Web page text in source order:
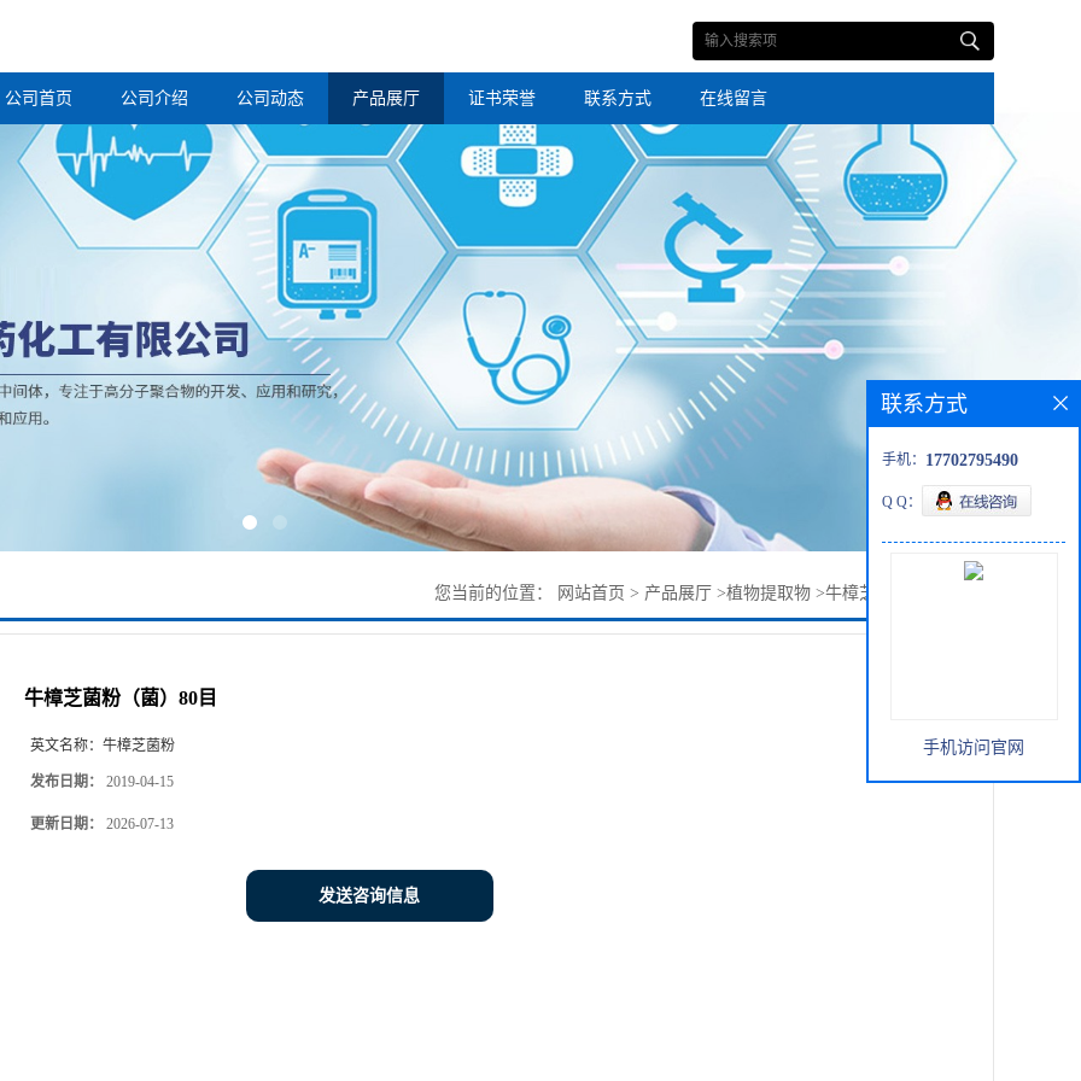
公司首页 公司介绍 公司动态 产品展厅 证书荣誉 联系方式 在线留言
您当前的位置： 网站首页 > 产品展厅 >植物提取物 >牛樟芝菌粉（菌）80目
牛樟芝菌粉（菌）80目
英文名称： 牛樟芝菌粉
发布日期： 2019-04-15
更新日期： 2026-07-13
发送咨询信息
联系方式
手机： 17702795490
Q Q：
手机访问官网